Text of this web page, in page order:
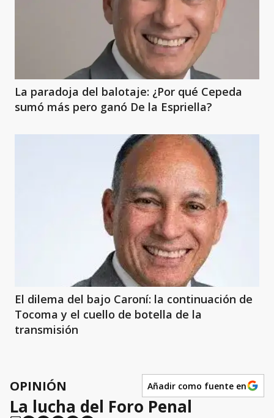
La paradoja del balotaje: ¿Por qué Cepeda
sumó más pero ganó De la Espriella?
El dilema del bajo Caroní: la continuación de
Tocoma y el cuello de botella de la
transmisión
OPINIÓN Añadir como fuente en
La lucha del Foro Penal